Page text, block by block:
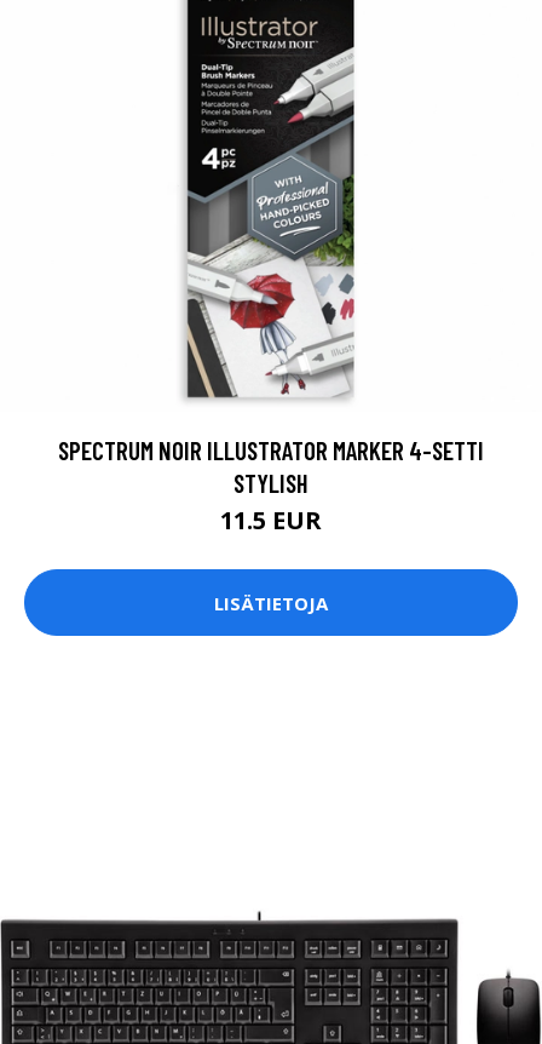
SPECTRUM NOIR ILLUSTRATOR MARKER 4-SETTI
STYLISH
11.5 EUR
LISÄTIETOJA